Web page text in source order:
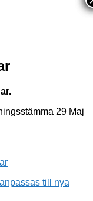
29 Maj
till nya